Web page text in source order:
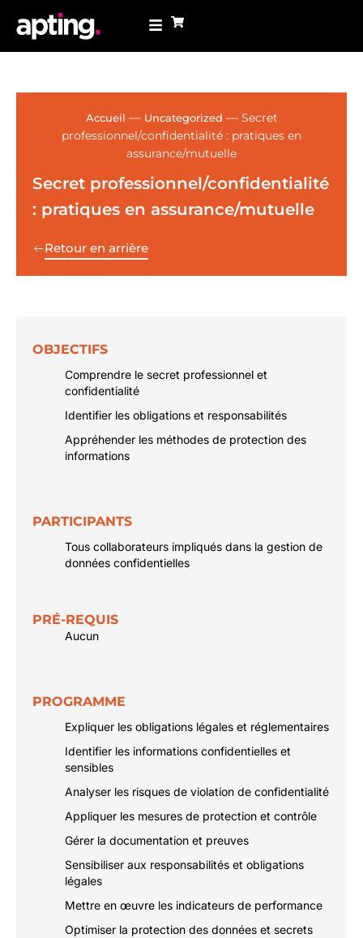
Accueil — Uncategorized — Secret
professionnel/confidentialité : pratiques en
assurance/mutuelle
Secret professionnel/confidentialité
: pratiques en assurance/mutuelle
Retour en arrière
OBJECTIFS
Comprendre le secret professionnel et
confidentialité
Identifier les obligations et responsabilités
Appréhender les méthodes de protection des
informations
PARTICIPANTS
Tous collaborateurs impliqués dans la gestion de
données confidentielles
PRÉ-REQUIS
Aucun
PROGRAMME
Expliquer les obligations légales et réglementaires
Identifier les informations confidentielles et
sensibles
Analyser les risques de violation de confidentialité
Appliquer les mesures de protection et contrôle
Gérer la documentation et preuves
Sensibiliser aux responsabilités et obligations
légales
Mettre en œuvre les indicateurs de performance
Optimiser la protection des données et secrets